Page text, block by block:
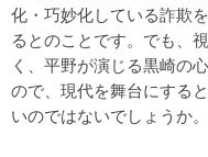
化・巧妙化している詐欺
るとのことです。でも、
く、平野が演じる黒崎の
ので、現代を舞台にする
いのではないでしょうか。